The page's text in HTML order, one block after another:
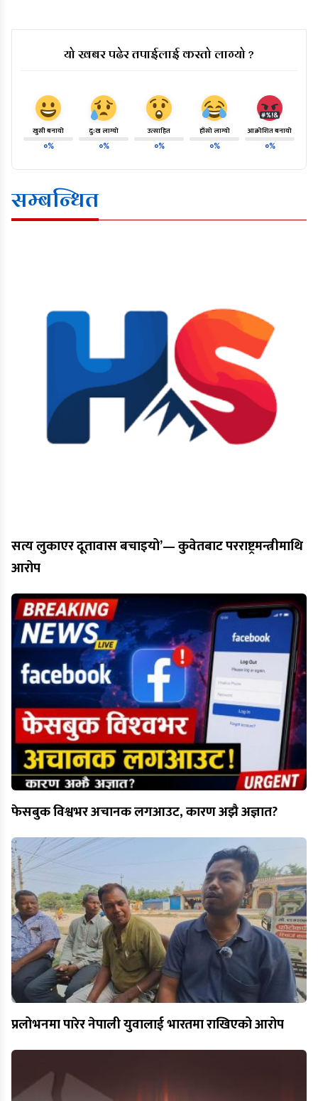
यो खबर पढेर तपाईलाई कस्तो लाग्यो ?
खुसी बनायो
०%
दु:ख लाग्यो
०%
उत्साहित
०%
हाँसो लाग्यो
०%
आक्रोशित बनायो
०%
सम्बन्धित
सत्य लुकाएर दूतावास बचाइयो’— कुवेतबाट परराष्ट्रमन्त्रीमाथि
आरोप
फेसबुक विश्वभर अचानक लगआउट, कारण अझै अज्ञात?
प्रलोभनमा पारेर नेपाली युवालाई भारतमा राखिएको आरोप